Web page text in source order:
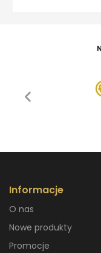
Informacje
O nas
Nowe produkty
Promocje